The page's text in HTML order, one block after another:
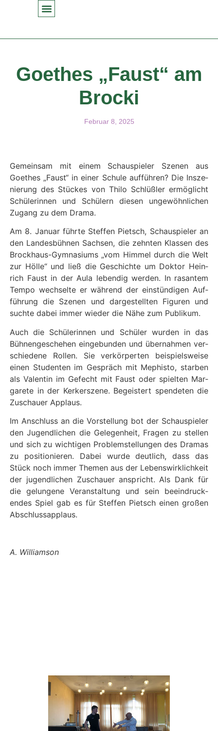
Goethes „Faust“ am
Brocki
Februar 8, 2025
Gemein­sam mit einem Schaus­piel­er Szenen aus
Goethes „Faust“ in ein­er Schule auf­führen? Die Insze­
nierung des Stück­es von Thi­lo Schlüßler ermöglicht
Schü­lerin­nen und Schülern diesen ungewöhn­lichen
Zugang zu dem Dra­ma.
Am 8. Jan­u­ar führte Stef­fen Pietsch, Schaus­piel­er an
den Lan­des­büh­nen Sach­sen, die zehn­ten Klassen des
Brock­haus-Gym­na­si­ums „vom Him­mel durch die Welt
zur Hölle“ und ließ die Geschichte um Dok­tor Hein­
rich Faust in der Aula lebendig wer­den. In ras­an­tem
Tem­po wech­selte er während der ein­stündi­gen Auf­
führung die Szenen und dargestell­ten Fig­uren und
suchte dabei immer wieder die Nähe zum Pub­likum.
Auch die Schü­lerin­nen und Schüler wur­den in das
Büh­nengeschehen einge­bun­den und über­nah­men ver­
schiedene Rollen. Sie verkör­perten beispiel­sweise
einen Stu­den­ten im Gespräch mit Mephis­to, star­ben
als Valentin im Gefecht mit Faust oder spiel­ten Mar­
garete in der Kerk­er­szene. Begeis­tert spende­ten die
Zuschauer Applaus.
Im Anschluss an die Vorstel­lung bot der Schaus­piel­er
den Jugendlichen die Gele­gen­heit, Fra­gen zu stellen
und sich zu wichti­gen Prob­lem­stel­lun­gen des Dra­mas
zu posi­tion­ieren. Dabei wurde deut­lich, dass das
Stück noch immer The­men aus der Lebenswirk­lichkeit
der jugendlichen Zuschauer anspricht. Als Dank für
die gelun­gene Ver­anstal­tung und sein beein­druck­
endes Spiel gab es für Stef­fen Pietsch einen großen
Abschlus­sap­plaus.
A. Williamson